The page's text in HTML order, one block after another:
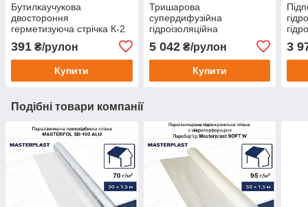
Бутилкаучукова
двостороння
герметизуюча стрічка К-2
FIXIT для проклеювання
паробар'єру та
гідробар'єру (25 м.пог/
391 ₴/рулон
Купити
Тришарова
супердифузійна
гідроізоляційна
підпокрівельна мембрана,
вітробар'єр Євробар'єр
Плюс Juta 130 г/м² (75
5 042₴/рулон
Купити
3
Подібні товари компанії